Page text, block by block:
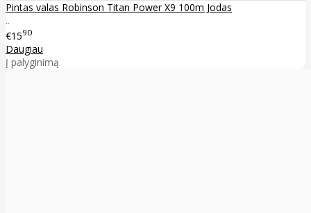
Pintas valas Robinson Titan Power X9 100m Jodas
..
€1590
Daugiau
Į palyginimą